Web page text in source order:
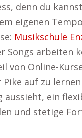
denn du
eigenen
Musikschule
arbeiten
von Online-
auf zu
aussieht, ein
und stetige